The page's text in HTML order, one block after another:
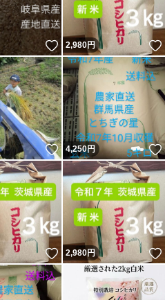
いいね！
2,980円
いいね！
4,250円
いいね！
2,980円